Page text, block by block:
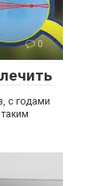
0
с годами